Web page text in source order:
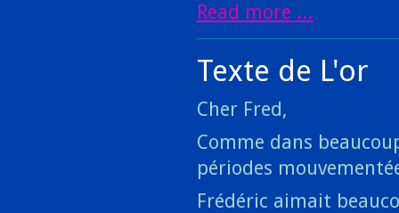
Read more ...
Texte de L'or
Cher Fred,
Comme dans
périodes
Frédéric aimait